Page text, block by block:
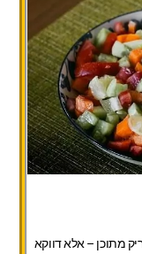
מתוכן – אלא דווקא